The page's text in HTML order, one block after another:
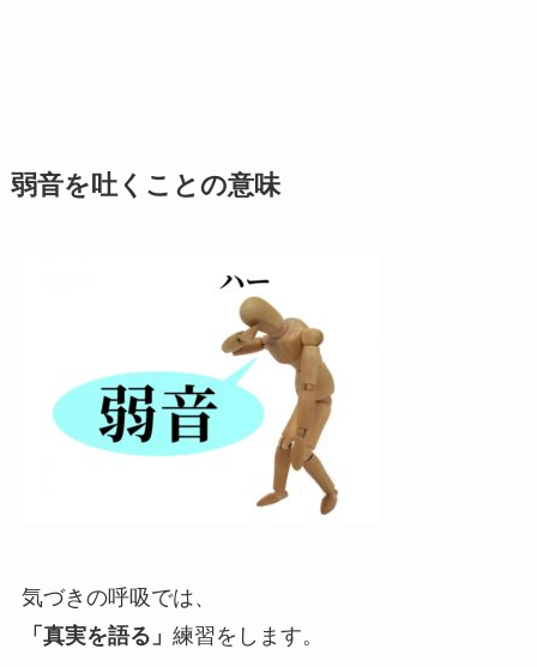
弱音を吐くことの意味
気づきの呼吸では、
「真実を語る」 練習をします。